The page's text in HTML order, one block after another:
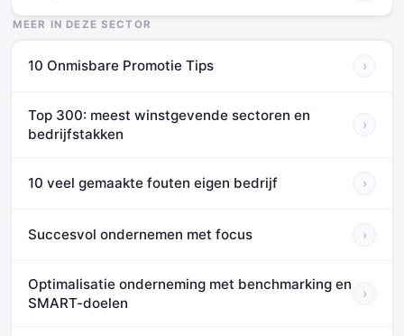
MEER IN DEZE SECTOR
10 Onmisbare Promotie Tips ›
Top 300: meest winstgevende sectoren en
bedrijfstakken
›
10 veel gemaakte fouten eigen bedrijf ›
Succesvol ondernemen met focus ›
Optimalisatie onderneming met benchmarking en
SMART-doelen
›